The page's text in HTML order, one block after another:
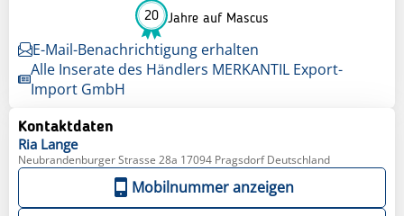
20 Jahre auf Mascus
E-Mail-Benachrichtigung erhalten
Alle Inserate des Händlers MERKANTIL Export-
Import GmbH
Kontaktdaten
Ria Lange
Neubrandenburger Strasse 28a 17094 Pragsdorf Deutschland
Mobilnummer anzeigen